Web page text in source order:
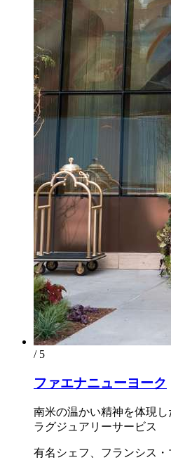
/ 5
ファエナニューヨーク
南米の温かい精神を体現
ラグジュアリーサービス
有名シェフ、フランシス